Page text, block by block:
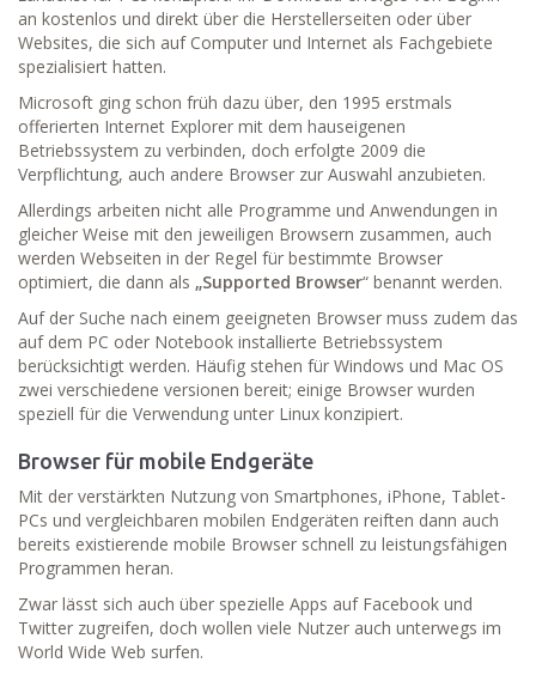
an kostenlos und direkt über die Herstellerseiten oder über
Websites, die sich auf Computer und Internet als Fachgebiete
spezialisiert hatten.
Microsoft ging schon früh dazu über, den 1995 erstmals
offerierten Internet Explorer mit dem hauseigenen
Betriebssystem zu verbinden, doch erfolgte 2009 die
Verpflichtung, auch andere Browser zur Auswahl anzubieten.
Allerdings arbeiten nicht alle Programme und Anwendungen in
gleicher Weise mit den jeweiligen Browsern zusammen, auch
werden Webseiten in der Regel für bestimmte Browser
optimiert, die dann als „Supported Browser“ benannt werden.
Auf der Suche nach einem geeigneten Browser muss zudem das
auf dem PC oder Notebook installierte Betriebssystem
berücksichtigt werden. Häufig stehen für Windows und Mac OS
zwei verschiedene versionen bereit; einige Browser wurden
speziell für die Verwendung unter Linux konzipiert.
Browser für mobile Endgeräte
Mit der verstärkten Nutzung von Smartphones, iPhone, Tablet-
PCs und vergleichbaren mobilen Endgeräten reiften dann auch
bereits existierende mobile Browser schnell zu leistungsfähigen
Programmen heran.
Zwar lässt sich auch über spezielle Apps auf Facebook und
Twitter zugreifen, doch wollen viele Nutzer auch unterwegs im
World Wide Web surfen.